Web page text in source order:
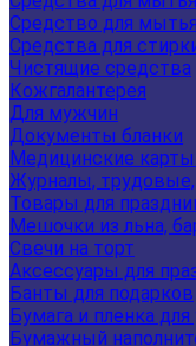
Средство для
Средства для
Чистящие средства
Кожгалантерея
Для мужчин
Документы бланки
Медицинские
Журналы, трудовые,
Товары для
Мешочки из льна,
Свечи на торт
Аксессуары для
Банты для подарков
Бумага и пленка
Бумажный